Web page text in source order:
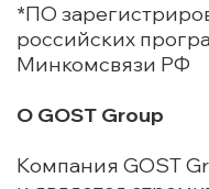
*ПО
российских
Минкомсвязи РФ
О GOST Group
Компания GOST